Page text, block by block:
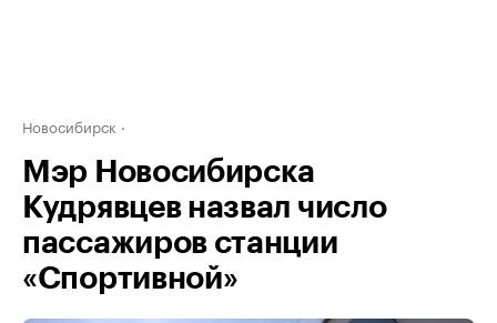
Новосибирск
Мэр Новосибирска
Кудрявцев назвал число
пассажиров станции
«Спортивной»